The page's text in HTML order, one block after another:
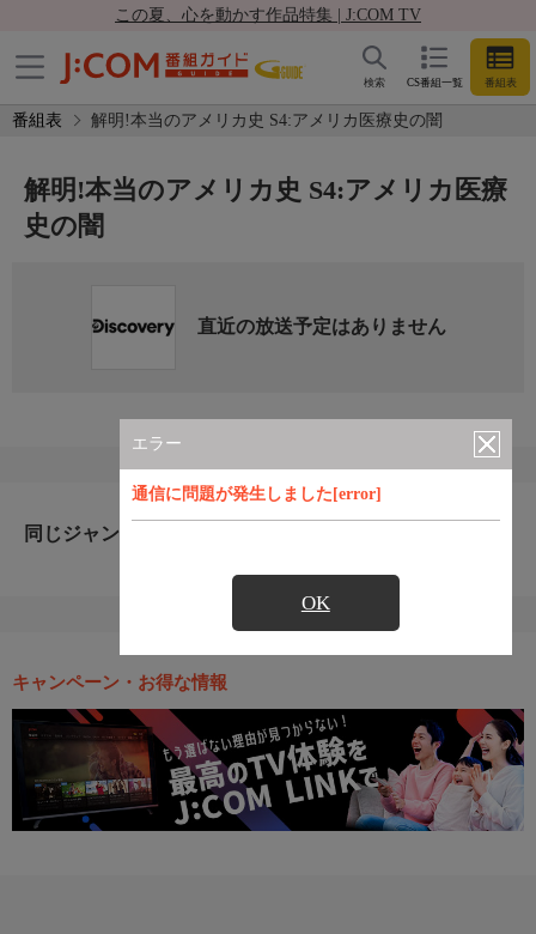
この夏、心を動かす作品特集 | J:COM TV
CS番組一覧 番組表
検索
番組表 解明!本当のアメリカ史 S4:アメリカ医療史の闇
エラー
通信に問題が発生しました[error]
OK
解明!本当のアメリカ史 S4:アメリカ医療
史の闇
直近の放送予定はありません
同じジャンルのおすすめ番組
キャンペーン・お得な情報